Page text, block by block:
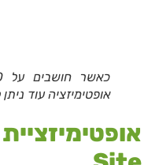
אופטימיזציה עוד